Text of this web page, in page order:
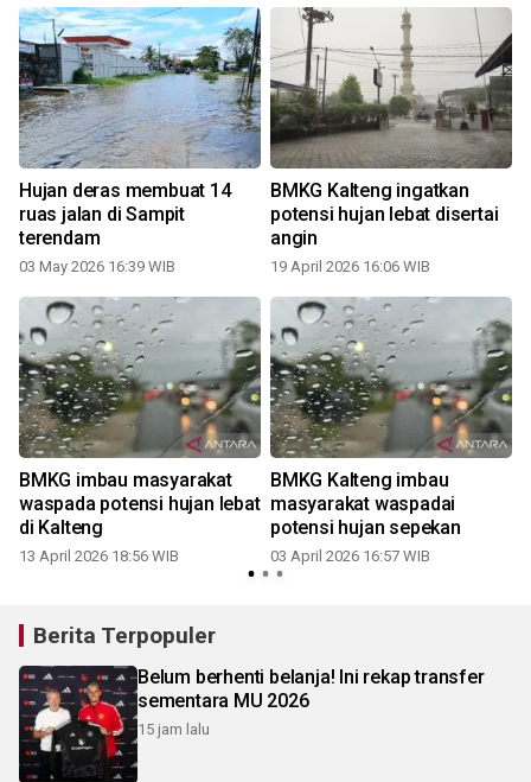
Hujan deras membuat 14
ruas jalan di Sampit
terendam
03 May 2026 16:39 WIB
BMKG Kalteng ingatkan
potensi hujan lebat disertai
angin
19 April 2026 16:06 WIB
BMKG imbau masyarakat
waspada potensi hujan lebat
di Kalteng
13 April 2026 18:56 WIB
BMKG Kalteng imbau
masyarakat waspadai
potensi hujan sepekan
03 April 2026 16:57 WIB
Berita Terpopuler
Belum berhenti belanja! Ini rekap transfer
sementara MU 2026
15 jam lalu